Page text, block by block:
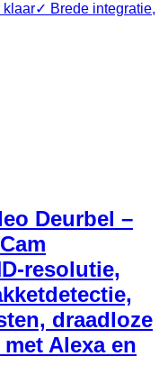
klaar✓ Brede integratie,
Deurbel –
resolutie,
draadloze
Alexa en